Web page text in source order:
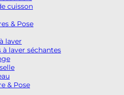
cuisson
& Pose
laver
à laver séchantes
& Pose